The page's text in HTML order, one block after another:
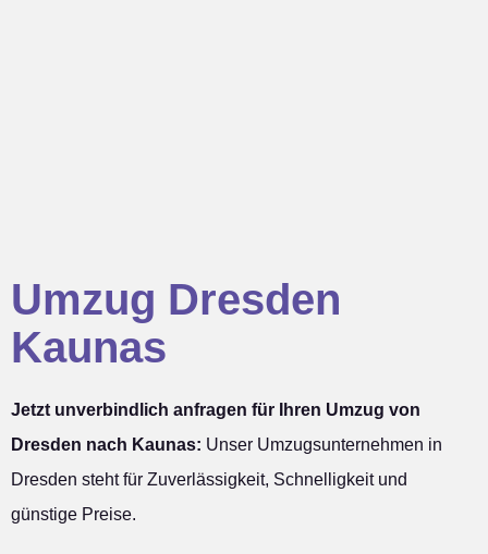
Umzug Dresden
Kaunas
Jetzt unverbindlich anfragen für Ihren Umzug von
Dresden nach Kaunas: Unser Umzugsunternehmen in
Dresden steht für Zuverlässigkeit, Schnelligkeit und
günstige Preise.